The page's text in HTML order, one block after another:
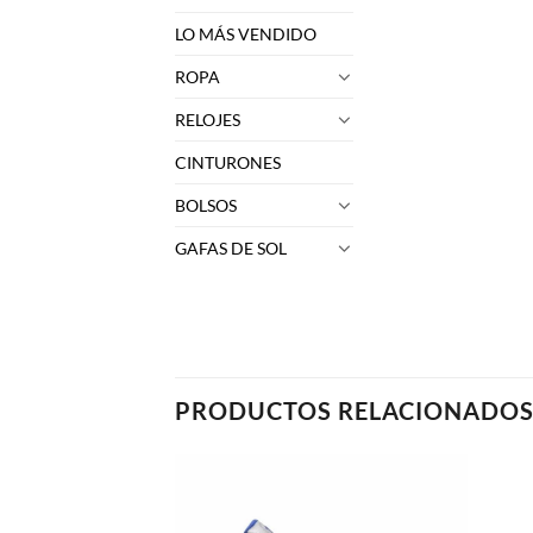
LO MÁS VENDIDO
ROPA
RELOJES
CINTURONES
BOLSOS
GAFAS DE SOL
PRODUCTOS RELACIONADOS